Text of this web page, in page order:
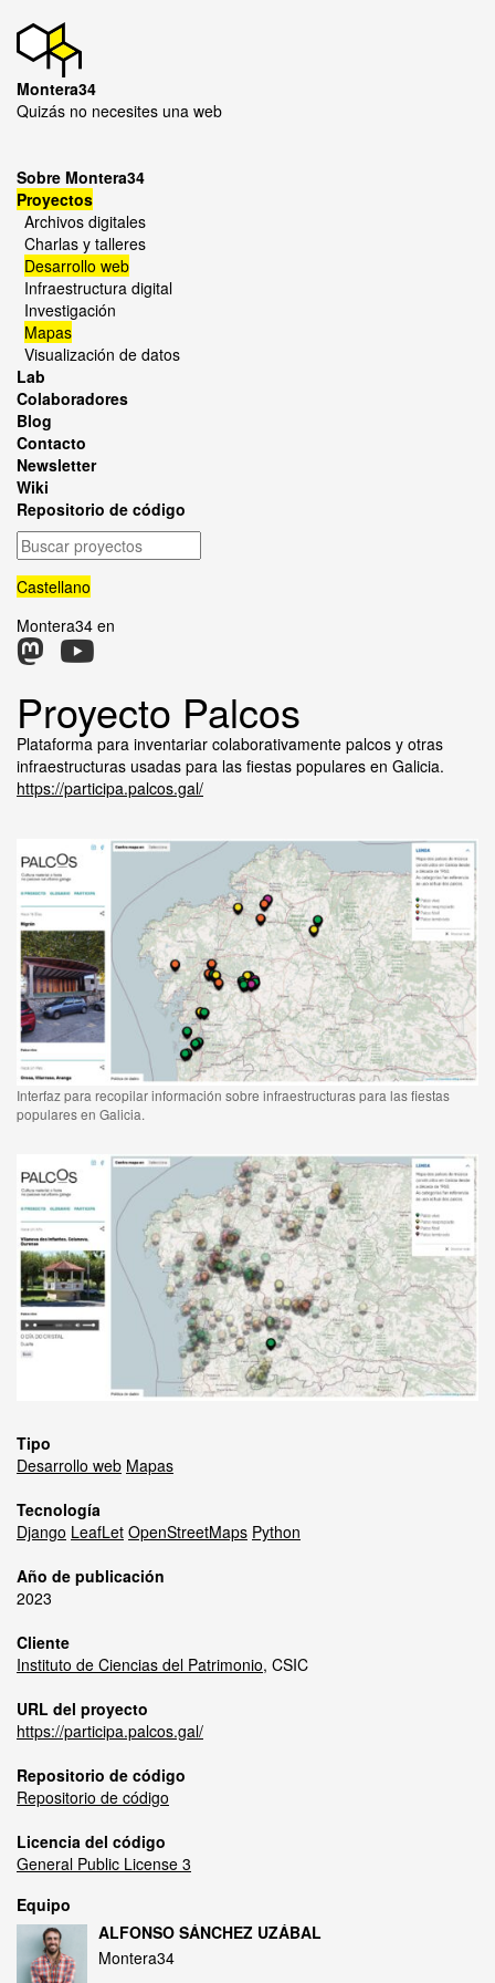
Montera34
Quizás no necesites una web
Sobre Montera34
Proyectos
Archivos digitales
Charlas y talleres
Desarrollo web
Infraestructura digital
Investigación
Mapas
Visualización de datos
Lab
Colaboradores
Blog
Contacto
Newsletter
Wiki
Repositorio de código
Buscar
proyectos
Castellano
Montera34 en
Proyecto Palcos
Plataforma para inventariar colaborativamente palcos y otras
infraestructuras usadas para las fiestas populares en Galicia.
https://participa.palcos.gal/
Interfaz para recopilar información sobre infraestructuras para las fiestas
populares en Galicia.
Tipo
Desarrollo web Mapas
Tecnología
Django LeafLet OpenStreetMaps Python
Año de publicación
2023
Cliente
Instituto de Ciencias del Patrimonio, CSIC
URL del proyecto
https://participa.palcos.gal/
Repositorio de código
Repositorio de código
Licencia del código
General Public License 3
Equipo
ALFONSO SÁNCHEZ UZÁBAL
Montera34